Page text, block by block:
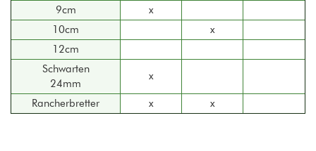
9cm
x
10cm
x
12cm
Schwarten
24mm
x
Rancherbretter x x